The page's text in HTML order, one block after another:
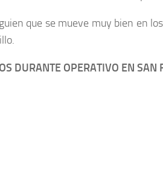
que se mueve muy bien en
DURANTE OPERATIVO EN SAN